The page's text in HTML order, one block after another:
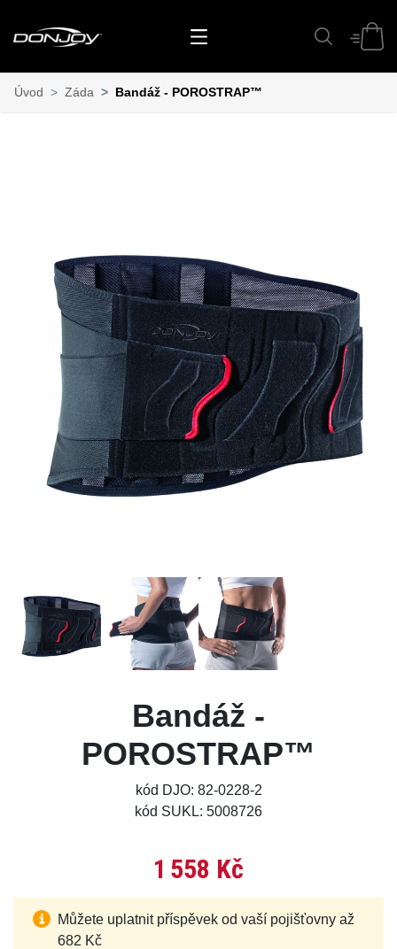
Úvod Záda Bandáž - POROSTRAP™
Bandáž -
POROSTRAP™
kód DJO: 82-0228-2
kód SUKL: 5008726
1 558 Kč
Můžete uplatnit příspěvek od vaší pojišťovny až
682 Kč